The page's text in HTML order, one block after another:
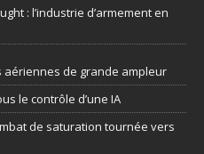
: l’industrie d’armement en
aériennes de grande ampleur
le contrôle d’une IA
de saturation tournée vers